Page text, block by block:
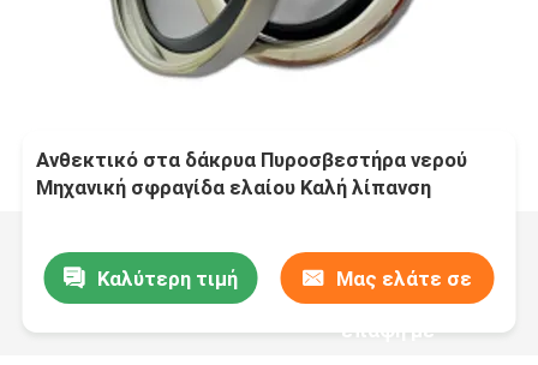
Ανθεκτικό στα δάκρυα Πυροσβεστήρα νερού
Μηχανική σφραγίδα ελαίου Καλή λίπανση
Καλύτερη τιμή Μας ελάτε σε
επαφή με